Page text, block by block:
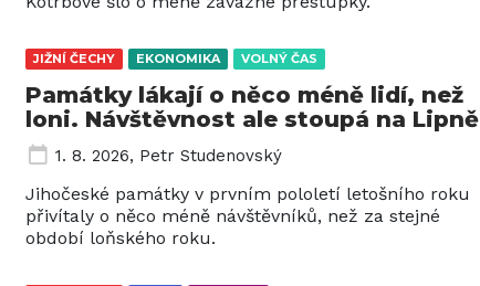
JIŽNÍ ČECHY EKONOMIKA VOLNÝ ČAS
Památky lákají o něco méně lidí, než
loni. Návštěvnost ale stoupá na Lipně
1. 8. 2026, Petr Studenovský
Jihočeské památky v prvním pololetí letošního roku
přivítaly o něco méně návštěvníků, než za stejné
období loňského roku.